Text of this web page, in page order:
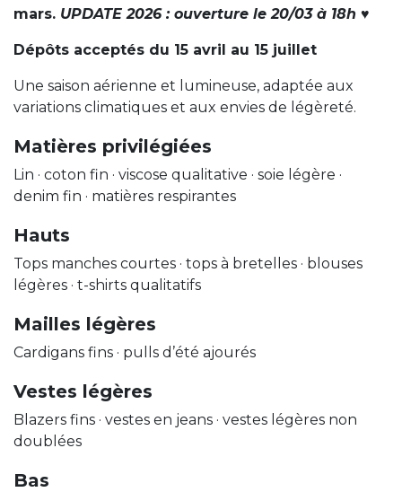
mars. UPDATE 2026 : ouverture le 20/03 à 18h ♥
Dépôts acceptés du 15 avril au 15 juillet
Une saison aérienne et lumineuse, adaptée aux
variations climatiques et aux envies de légèreté.
Matières privilégiées
Lin · coton fin · viscose qualitative · soie légère ·
denim fin · matières respirantes
Hauts
Tops manches courtes · tops à bretelles · blouses
légères · t-shirts qualitatifs
Mailles légères
Cardigans fins · pulls d’été ajourés
Vestes légères
Blazers fins · vestes en jeans · vestes légères non
doublées
Bas